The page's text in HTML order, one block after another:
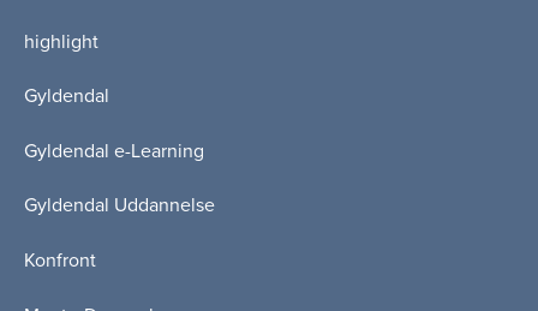
highlight
Gyldendal
Gyldendal e-Learning
Gyldendal Uddannelse
Konfront